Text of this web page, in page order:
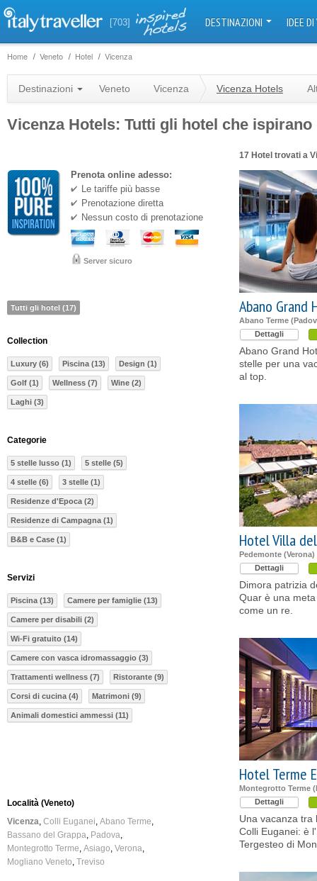
[703] DESTINAZIONI IDEE
Home Veneto Hotel Vicenza
Destinazioni Veneto Vicenza Vicenza Hotels
Vicenza Hotels: Tutti gli hotel che ispirano
17 Hotel trovati a
Abano Grand
Abano Terme
Dettagli
Abano Grand
stelle per una
al top.
Hotel Villa
Pedemonte (Verona)
Dettagli
Dimora patrizia
Quar è una
come un re.
Hotel Terme
Montegrotto Terme
Dettagli
Una vacanza tra
Colli Euganei: è
Tergesteo di
Prenota online adesso:
Le tariffe più basse
Prenotazione diretta
Nessun costo di prenotazione
Server sicuro
Tutti gli hotel (17)
Collection
Luxury (6) Piscina (13) Design (1)
Golf (1) Wellness (7) Wine (2)
Laghi (3)
Categorie
5 stelle lusso (1) 5 stelle (5)
4 stelle (6) 3 stelle (1)
Residenze d'Epoca (2)
Residenze di Campagna (1)
B&B e Case (1)
Servizi
Piscina (13) Camere per famiglie (13)
Camere per disabili (2)
Wi-Fi gratuito (14)
Camere con vasca idromassaggio (3)
Trattamenti wellness (7) Ristorante (9)
Corsi di cucina (4) Matrimoni (9)
Animali domestici ammessi (11)
Località (Veneto)
Vicenza Colli Euganei Abano Terme
Bassano del Grappa Padova
Montegrotto Terme Asiago Verona
Mogliano Veneto Treviso